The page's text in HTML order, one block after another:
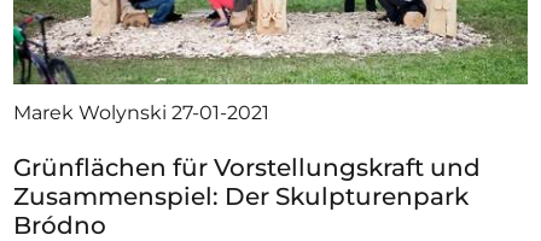
Marek Wolynski27-01-2021
Grünflächen für Vorstellungskraft und
Zusammenspiel: Der Skulpturenpark
Bródno